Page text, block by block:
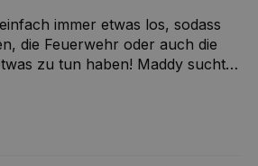
immer etwas los, sodass
die Feuerwehr oder auch die
zu tun haben! Maddy sucht
tut sie sich mit dem mürrischen